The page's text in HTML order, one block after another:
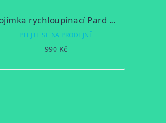
Objímka rychloupínací Pard NV007S a NV007SP 45mm
PTEJTE SE NA PRODEJNĚ
990 Kč